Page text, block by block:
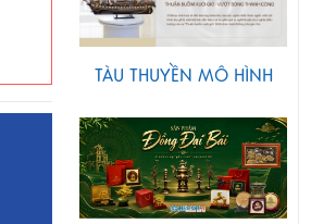
TÀU THUYỀN MÔ HÌNH